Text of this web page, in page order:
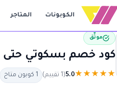
الكوبونات المتاجر
موثّق
كود خصم بسكوتي حتى 80% | كوبون بسكوتي أعلى خصم 2026 Biscoti
★
★
★
★
★
5.0(1 تقييم) 1 كوبون متاح